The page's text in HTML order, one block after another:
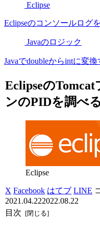
Eclipse
Eclipseのコンソールログ
Javaのロジック
Javaでdoubleからintに変
EclipseのTomcat
ンのPIDを調べ
Eclipse
X Facebook はてブ LINE
2021.04.222022.08.22
目次